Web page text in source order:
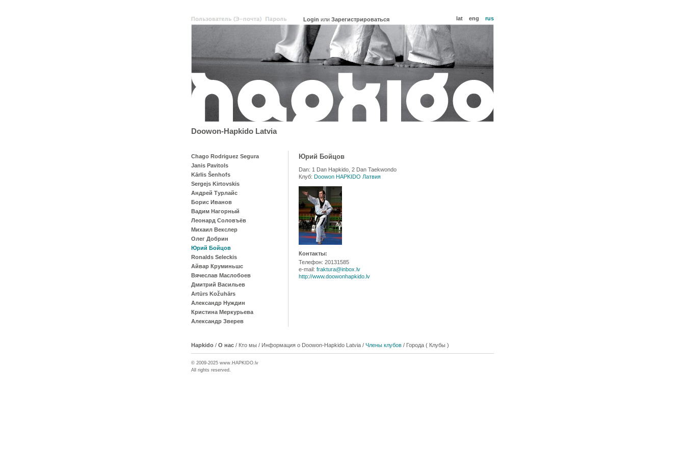
или Зарегистрироваться lat eng rus
Doowon-Hapkido Latvia
Chago Rodriguez Segura
Janis Pavitols
Kārlis Šenhofs
Sergejs Kirtovskis
Андрей Турлайс
Борис Иванов
Вадим Нагорный
Леонард Соловъёв
Михаил Векслер
Олег Добрин
Юрий Бойцов
Ronalds Seleckis
Айвар Круминьшс
Вячеслав Маслобоев
Дмитрий Васильев
Artūrs Kožuhārs
Александр Нуждин
Кристина Меркурьева
Александр Зверев
Юрий Бойцов
Dan: 1 Dan Hapkido, 2 Dan Taekwondo
Клуб: Doowon HAPKIDO Латвия
Контакты:
Телефон: 20131585
e-mail: fraktura@inbox.lv
http://www.doowonhapkido.lv
Hapkido / О нас / Кто мы / Информация о Doowon-Hapkido Latvia / Члены клубов / Города ( Клубы )
© 2009-2025 www. HAPKIDO.lv
All rights reserved.